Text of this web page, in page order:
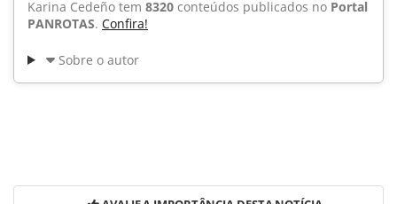
Karina Cedeño tem 8320 conteúdos publicados no Portal
PANROTAS. Confira!
Sobre o autor